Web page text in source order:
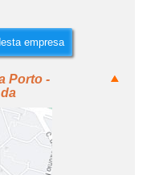
empresa
Porto -